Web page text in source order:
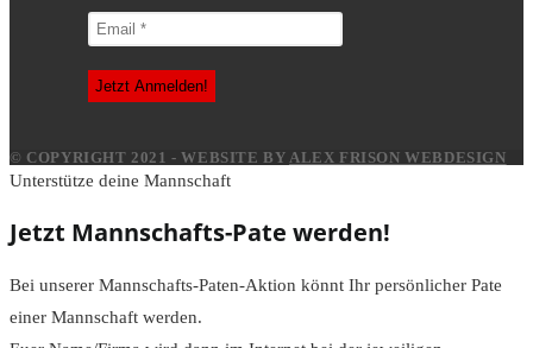
© COPYRIGHT 2021 - WEBSITE BY ALEX FRISON WEBDESIGN
Unterstütze deine Mannschaft
Jetzt Mannschafts-Pate werden!
Bei unserer Mannschafts-Paten-Aktion könnt Ihr persönlicher Pate
einer Mannschaft werden.